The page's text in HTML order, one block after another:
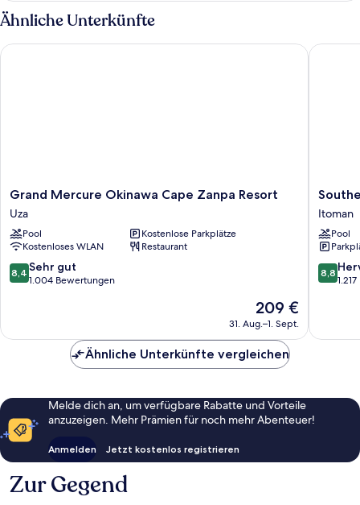
Ähnliche Unterkünfte
Grand
Mercure
Okinawa
Cape
Zanpa
Resort
Uza
Grand Mercure Okinawa Cape Zanpa Resort
Uza
Pool
Kostenlose Parkplätze
Kostenloses WLAN
Restaurant
8.4
von
1.004
Bewertungen
8,4 Sehr gut
1.004 Bewertungen
Der
Preis
beträgt
209 €
209 €
31. Aug.–1. Sept.
Grand Mercure Okinawa Cape Zanpa Resort
Beach
Hotel
&
Resort
Itoman
Itoman
Pool
8.8
von
8,8
Ähnliche Unterkünfte vergleichen
Melde dich an, um verfügbare Rabatte und Vorteile
anzuzeigen. Mehr Prämien für noch mehr Abenteuer!
Anmelden Jetzt kostenlos registrieren
Zur Gegend